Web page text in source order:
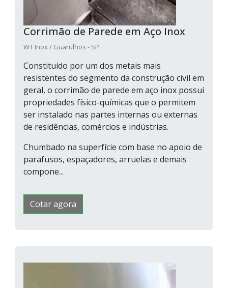
Corrimão de Parede em Aço Inox
WT Inox / Guarulhos - SP
Constituído por um dos metais mais
resistentes do segmento da construção civil em
geral, o corrimão de parede em aço inox possui
propriedades físico-químicas que o permitem
ser instalado nas partes internas ou externas
de residências, comércios e indústrias.
Chumbado na superfície com base no apoio de
parafusos, espaçadores, arruelas e demais
compone...
Cotar agora